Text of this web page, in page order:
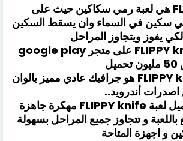
لعبة FLIPPY knife هي لعبة رمي سكاكين حيث على
سكين في السماء وان يسقط السكين
يفوز ويتجاوز المراحل
اشتهرت لعبة FLIPPY knife على متجر google play
50 مليون تحميل
جرافيك لعبة FLIPPY knife هو جرافيك عادي مميز بالوان
أندرويد..
يتيح لك موقعنا تحميل لعبة FLIPPY knife مهكرة جاهزة
و تتجاوز جميع المراحل بسهولة
و اجهزة المتاحة